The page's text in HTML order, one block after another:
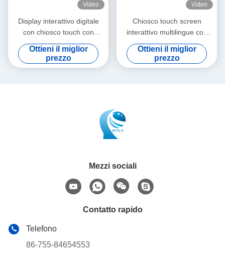
Video
Display interattivo digitale
con chiosco touch con
display multilingue e
pannello di vetro rinforzato
Ottieni il miglior
prezzo
Video
Chiosco touch screen
interattivo multilingue con
custodia metallica per il
display digitale
Ottieni il miglior
prezzo
Mezzi sociali
Contatto rapido
Telefono
86-755-84654553